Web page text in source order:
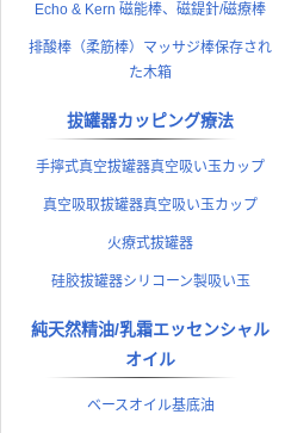
Echo & Kern 磁能棒、磁鍉針/磁療棒
排酸棒（柔筋棒）マッサジ棒保存され
た木箱
拔罐器カッピング療法
手擰式真空拔罐器真空吸い玉カップ
真空吸取拔罐器真空吸い玉カップ
火療式拔罐器
硅胶拔罐器シリコーン製吸い玉
純天然精油/乳霜エッセンシャル
オイル
ベースオイル基底油